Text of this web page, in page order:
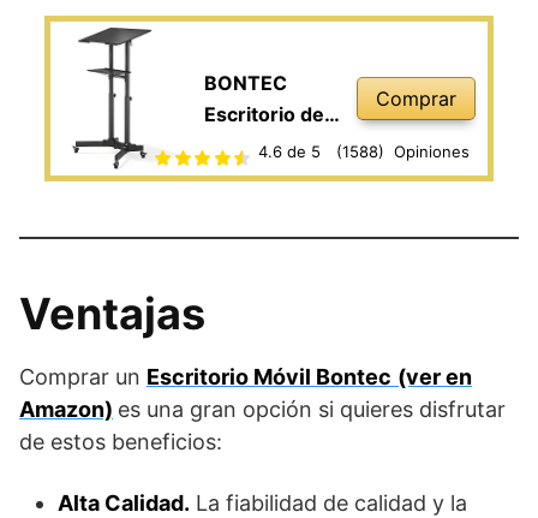
BONTEC
Escritorio de
Pie Móvil con
Altura
Escritorio para
Estación de
Trabajo de Pie
con Bandeja
Compacta
Ajustable
Comprar
4.6 de 5 (1588) Opiniones
Ventajas
Comprar un Escritorio Móvil Bontec (ver en
Amazon) es una gran opción si quieres disfrutar
de estos beneficios:
Alta Calidad. La fiabilidad de calidad y la